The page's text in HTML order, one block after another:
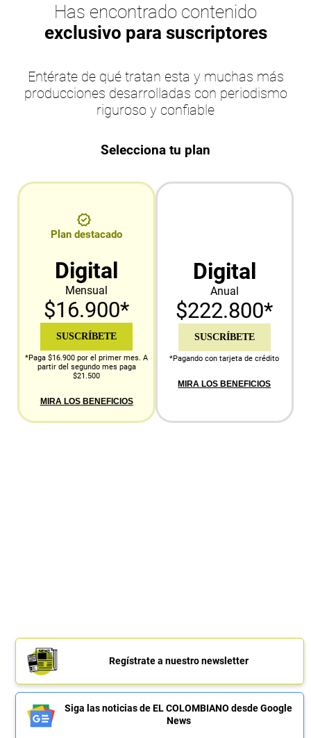
Has encontrado contenido
exclusivo para suscriptores
Entérate de qué tratan esta y muchas más
producciones desarrolladas con periodismo
riguroso y confiable
Selecciona tu plan
Plan destacado
Digital
Mensual
$16.900*
SUSCRÍBETE
*Paga $16.900 por el primer mes. A
partir del segundo mes paga
$21.500
MIRA LOS BENEFICIOS
Digital
Anual
$222.800*
SUSCRÍBETE
*Pagando con tarjeta de crédito
MIRA LOS BENEFICIOS
Regístrate a nuestro newsletter
Siga las noticias de EL COLOMBIANO desde Google
News